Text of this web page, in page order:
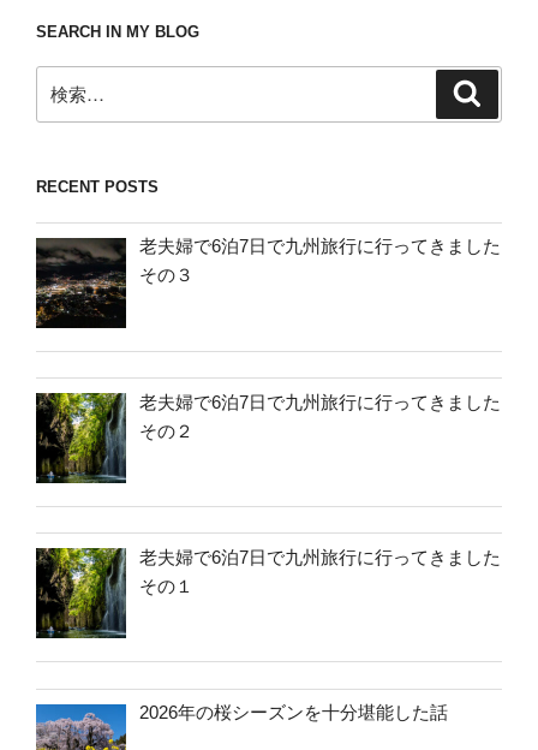
SEARCH IN MY BLOG
索:
RECENT POSTS
老夫婦で6泊7日で九州旅行に行ってきました
その３
老夫婦で6泊7日で九州旅行に行ってきました
その２
老夫婦で6泊7日で九州旅行に行ってきました
その１
2026年の桜シーズンを十分堪能した話